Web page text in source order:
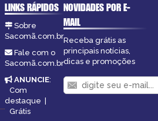
LINKS RÁPIDOS
Sobre
Sacomã.com.br
Fale com o
Sacomã.com.br
ANUNCIE:
Com
destaque |
Grátis
NOVIDADES POR E-
MAIL
Receba grátis as
principais notícias,
dicas e promoções